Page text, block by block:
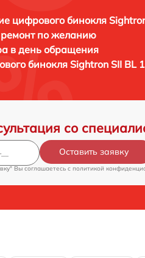
цифрового бинокля
ремонт по желанию
в день обращения
бинокля Sightron SII BL
со
Оставить заявку
Вы соглашаетесь c политикой